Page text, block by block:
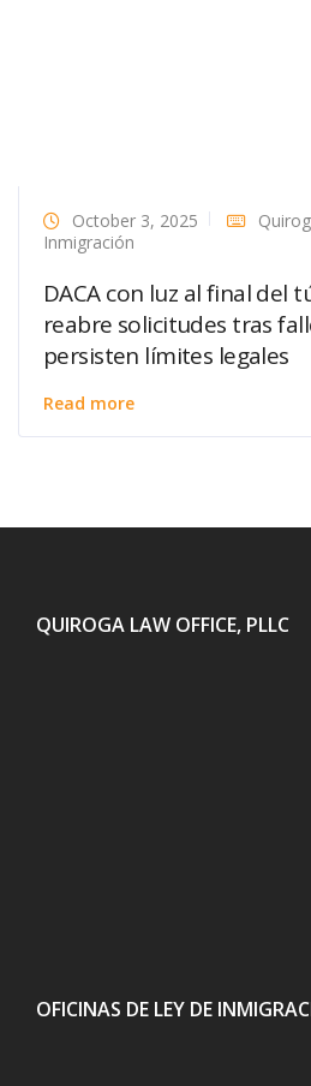
October 3, 2025
Inmigración
DACA con luz al final del
reabre solicitudes tras
persisten límites legales
Read more
QUIROGA LAW OFFICE, PLLC
OFICINAS DE LEY DE